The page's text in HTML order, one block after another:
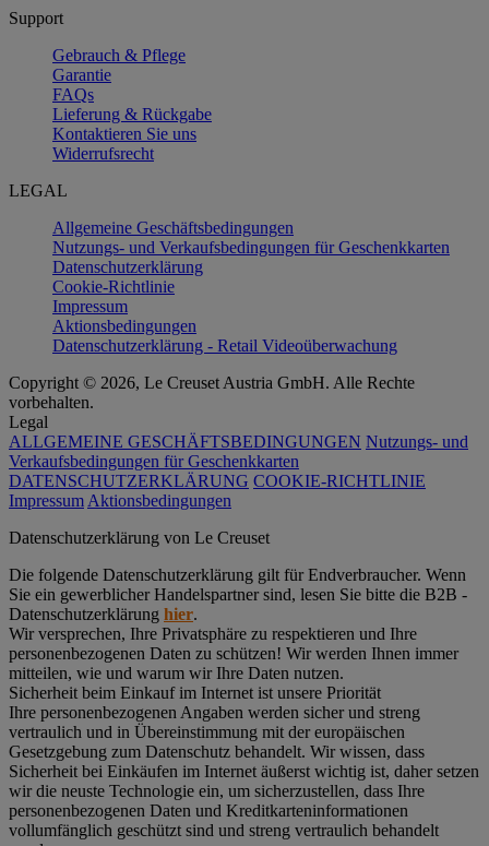
Support
Gebrauch & Pflege
Garantie
FAQs
Lieferung & Rückgabe
Kontaktieren Sie uns
Widerrufsrecht
LEGAL
Allgemeine Geschäftsbedingungen
Nutzungs- und Verkaufsbedingungen für Geschenkkarten
Datenschutzerklärung
Cookie-Richtlinie
Impressum
Aktionsbedingungen
Datenschutzerklärung - Retail Videoüberwachung
Copyright © 2026, Le Creuset Austria GmbH. Alle Rechte
vorbehalten.
Legal
ALLGEMEINE GESCHÄFTSBEDINGUNGEN Nutzungs- und
Verkaufsbedingungen für Geschenkkarten
DATENSCHUTZERKLÄRUNG COOKIE-RICHTLINIE
Impressum Aktionsbedingungen
Datenschutz­erklärung von Le Creuset
Die folgende Datenschutzerklärung gilt für Endverbraucher. Wenn
Sie ein gewerblicher Handelspartner sind, lesen Sie bitte die B2B -
Datenschutzerklärung hier.
Wir versprechen, Ihre Privatsphäre zu respektieren und Ihre
personenbezogenen Daten zu schützen! Wir werden Ihnen immer
mitteilen, wie und warum wir Ihre Daten nutzen.
Sicherheit beim Einkauf im Internet ist unsere Priorität
Ihre personenbezogenen Angaben werden sicher und streng
vertraulich und in Übereinstimmung mit der europäischen
Gesetzgebung zum Datenschutz behandelt. Wir wissen, dass
Sicherheit bei Einkäufen im Internet äußerst wichtig ist, daher setzen
wir die neuste Technologie ein, um sicherzustellen, dass Ihre
personenbezogenen Daten und Kreditkarteninformationen
vollumfänglich geschützt sind und streng vertraulich behandelt